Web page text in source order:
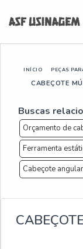
INÍCIO PEÇAS
CABEÇOTE
Buscas
Orçamento de
Ferramenta
Cabeçote